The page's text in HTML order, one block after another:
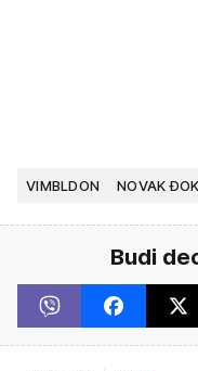
VIMBLDON NOVAK
Budi